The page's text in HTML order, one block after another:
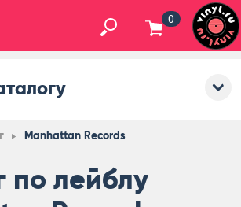
0
Manhattan Records
по лейблу